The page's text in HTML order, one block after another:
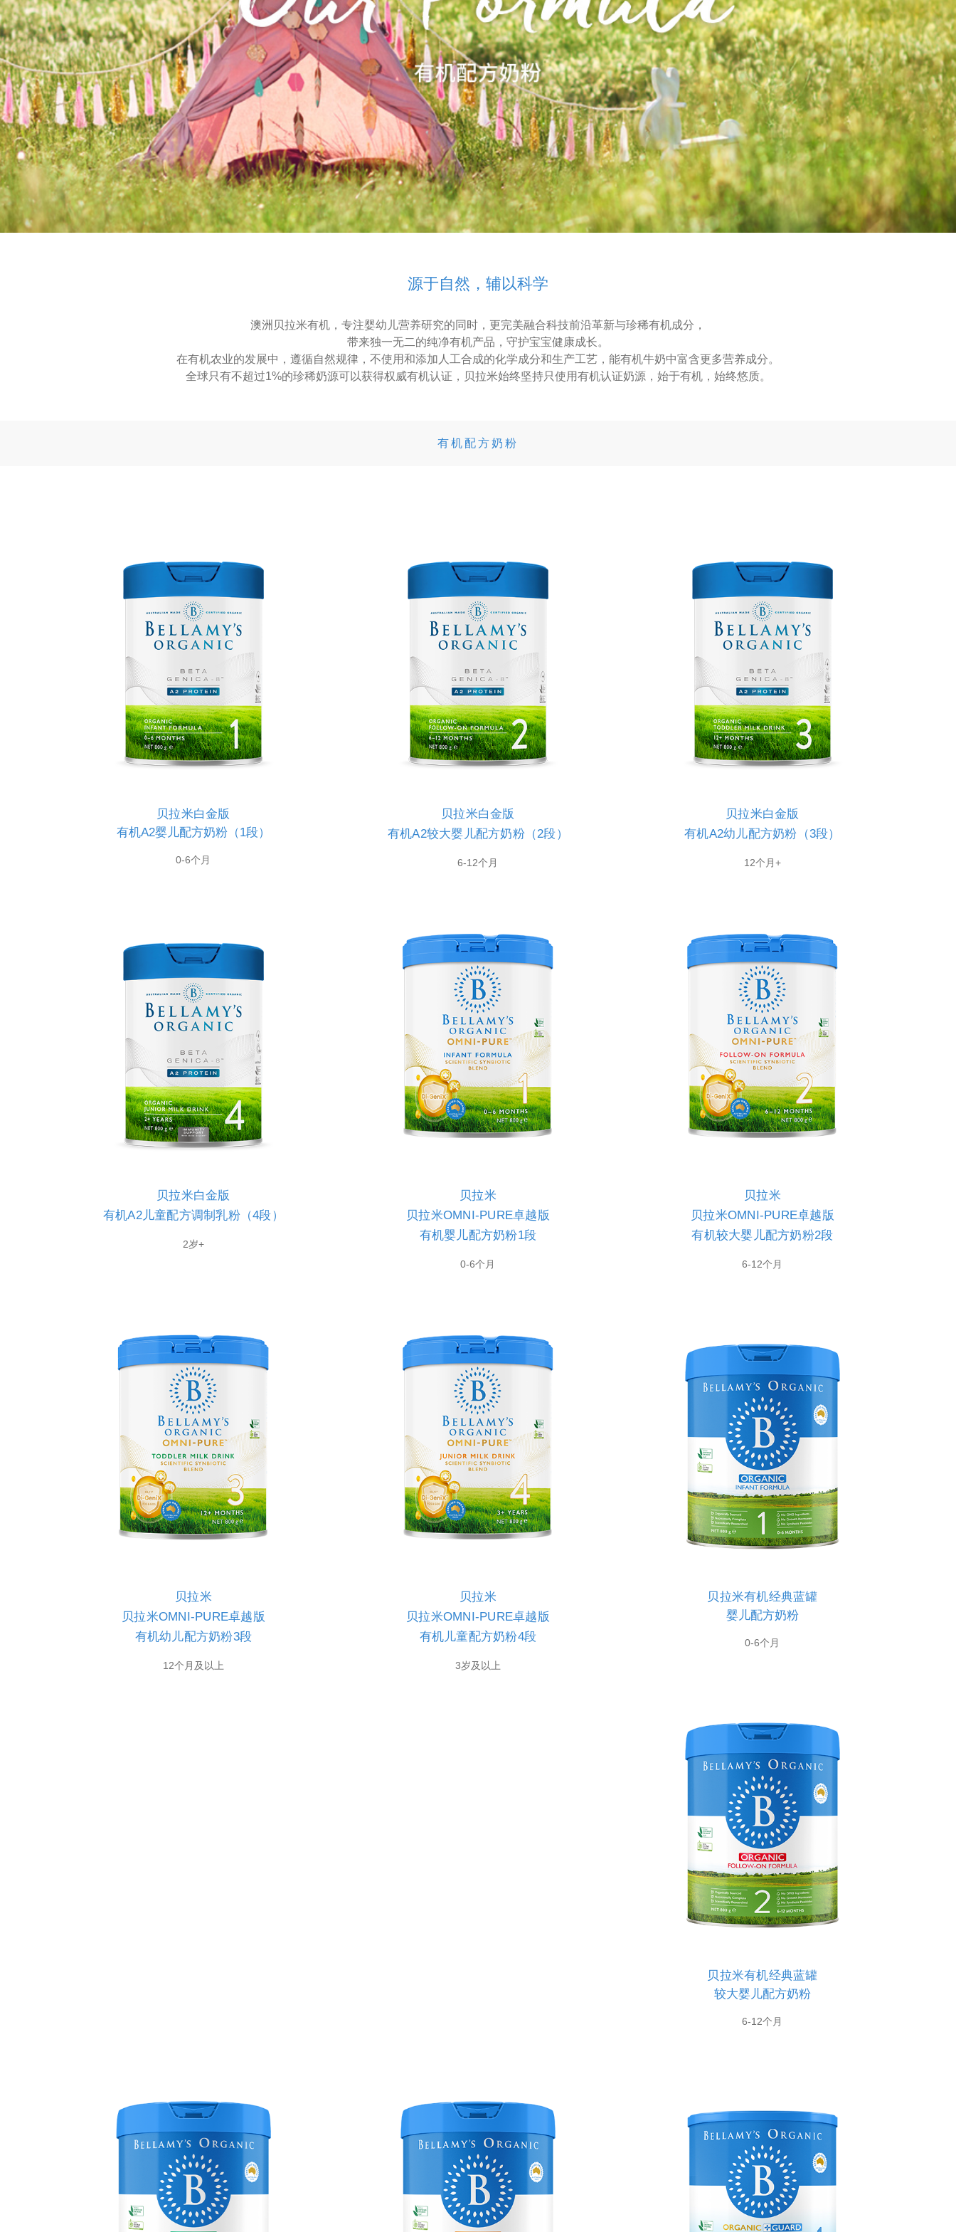
源于自然，辅以科学
澳洲贝拉米有机，专注婴幼儿营养研究的同时，更完美融合科技前沿革新与珍稀有机成分，
带来独一无二的纯净有机产品，守护宝宝健康成长。
在有机农业的发展中，遵循自然规律，不使用和添加人工合成的化学成分和生产工艺，能有机牛奶中富含更多营养成分。
全球只有不超过1%的珍稀奶源可以获得权威有机认证，贝拉米始终坚持只使用有机认证奶源，始于有机，始终悠质。
有机配方奶粉
贝拉米白金版
有机A2婴儿配方奶粉（1段）
0-6个月
贝拉米白金版
有机A2较大婴儿配方奶粉（2段）
6-12个月
贝拉米白金版
有机A2幼儿配方奶粉（3段）
12个月+
贝拉米白金版
有机A2儿童配方调制乳粉（4段）
2岁+
贝拉米
贝拉米OMNI-PURE卓越版
有机婴儿配方奶粉1段
0-6个月
贝拉米
贝拉米OMNI-PURE卓越版
有机较大婴儿配方奶粉2段
6-12个月
贝拉米
贝拉米OMNI-PURE卓越版
有机幼儿配方奶粉3段
12个月及以上
贝拉米
贝拉米OMNI-PURE卓越版
有机儿童配方奶粉4段
3岁及以上
贝拉米有机经典蓝罐
婴儿配方奶粉
0-6个月
贝拉米有机经典蓝罐
较大婴儿配方奶粉
6-12个月